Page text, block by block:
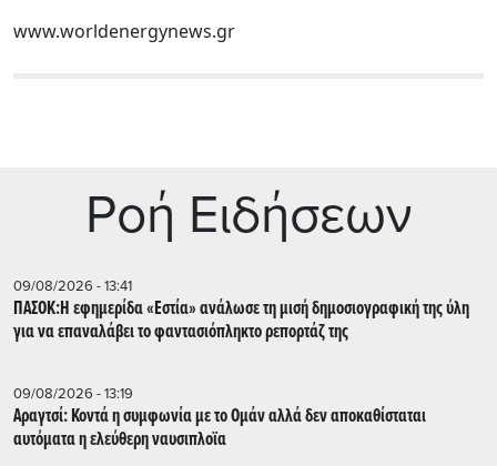
www.worldenergynews.gr
Ρoή Ειδήσεων
09/08/2026 - 13:41
ΠΑΣΟΚ:Η εφημερίδα «Εστία» ανάλωσε τη μισή δημοσιογραφική της ύλη
για να επαναλάβει το φαντασιόπληκτο ρεπορτάζ της
09/08/2026 - 13:19
Αραγτσί: Κοντά η συμφωνία με το Ομάν αλλά δεν αποκαθίσταται
αυτόματα η ελεύθερη ναυσιπλοϊα